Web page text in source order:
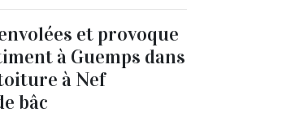
et provoque
à Guemps dans
à Nef
bâc